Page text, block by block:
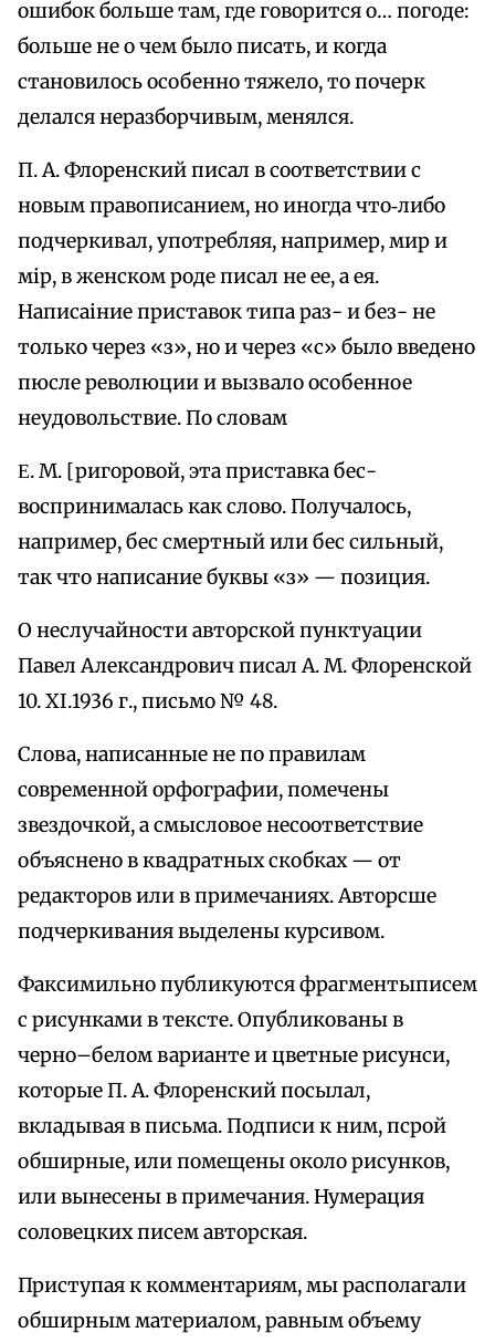
ошибок больше там, где говорится о… погоде:
больше не о чем было писать, и когда
становилось особенно тяжело, то почерк
делался неразборчивым, менялся.
П. А. Флоренский писал в соответствии с
новым правописанием, но иногда что‑либо
подчеркивал, употребляя, например, мир и
мір, в женском роде писал не ее, а ея.
Написаіние приставок типа раз- и без- не
только через «з», но и через «с» было введено
пюсле революции и вызвало особенное
неудовольствие. По словам
Ε. М. [ригоровой, эта приставка бес-
воспринималась как слово. Получалось,
например, бес смертный или бес сильный,
так что написание буквы «з» — позиция.
О неслучайности авторской пунктуации
Павел Александрович писал А. М. Флоренской
10. ХІ.1936 г., письмо № 48.
Слова, написанные не по правилам
современной орфографии, помечены
звездочкой, а смысловое несоответствие
объяснено в квадратных скобках — от
редакторов или в примечаниях. Авторсше
подчеркивания выделены курсивом.
Факсимильно публикуются фрагментыписем
с рисунками в тексте. Опубликованы в
черно–белом варианте и цветные рисунси,
которые П. А. Флоренский посылал,
вкладывая в письма. Подписи к ним, псрой
обширные, или помещены около рисунков,
или вынесены в примечания. Нумерация
соловецких писем авторская.
Приступая к комментариям, мы располагали
обширным материалом, равным объему